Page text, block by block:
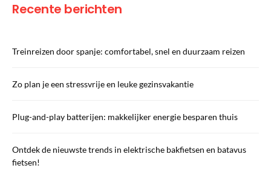
Recente berichten
Treinreizen door spanje: comfortabel, snel en duurzaam reizen
Zo plan je een stressvrije en leuke gezinsvakantie
Plug-and-play batterijen: makkelijker energie besparen thuis
Ontdek de nieuwste trends in elektrische bakfietsen en batavus
fietsen!